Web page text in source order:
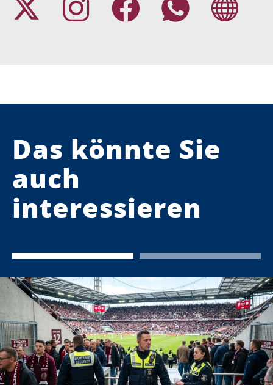
Das könnte Sie
auch
interessieren